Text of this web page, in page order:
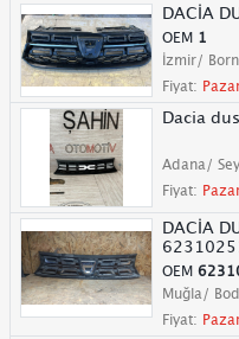
DACİA
OEM 1
İzmir/
Fiyat:
Dacia
Adana/
Fiyat:
DACİA
OEM
Muğla/
Fiyat: